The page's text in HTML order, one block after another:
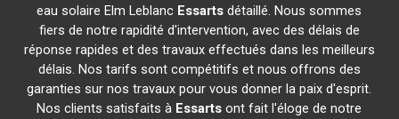
eau solaire Elm Leblanc Essarts détaillé. Nous sommes
fiers de notre rapidité d'intervention, avec des délais de
réponse rapides et des travaux effectués dans les meilleurs
délais. Nos tarifs sont compétitifs et nous offrons des
garanties sur nos travaux pour vous donner la paix d'esprit.
Nos clients satisfaits à Essarts ont fait l'éloge de notre